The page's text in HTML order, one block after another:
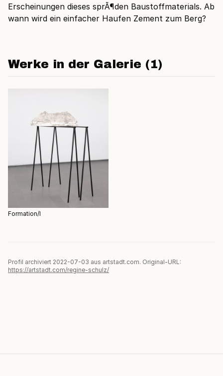
Erscheinungen dieses sprÃ¶den Baustoffmaterials. Ab
wann wird ein einfacher Haufen Zement zum Berg?
Werke in der Galerie (1)
Formation/I
Profil archiviert 2022-07-03 aus artstadt.com. Original-URL:
https://artstadt.com/regine-schulz/